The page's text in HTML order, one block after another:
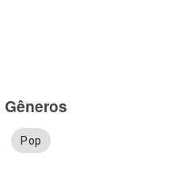
Gêneros
Pop